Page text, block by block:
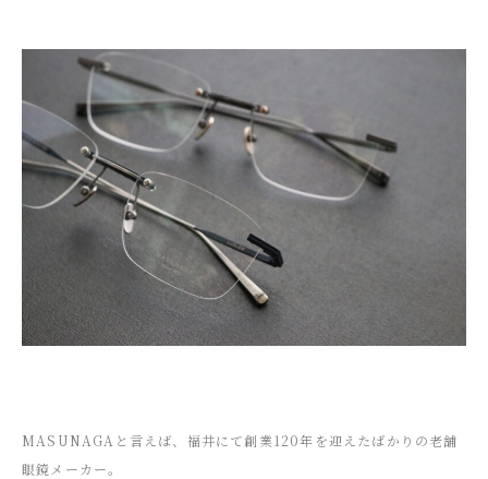
MASUNAGAと言えば、福井にて創業120年を迎えたばかりの老舗
眼鏡メーカー。